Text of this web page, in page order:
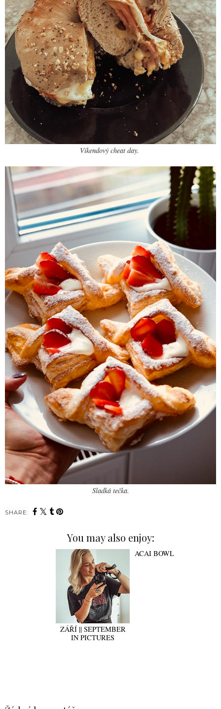
Víkendový cheat day.
Sladká tečka.
SHARE:
You may also enjoy:
ZÁŘÍ || SEPTEMBER
IN PICTURES